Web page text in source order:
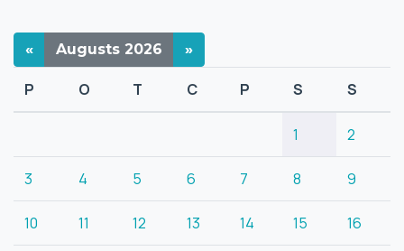
« Augusts 2026 »
P O T C P S S
1 2
3 4 5 6 7 8 9
10 11 12 13 14 15 16